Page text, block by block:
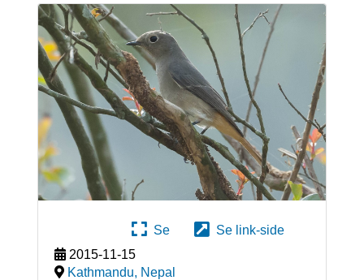
Se
Se link-side
2015-11-15
Kathmandu, Nepal